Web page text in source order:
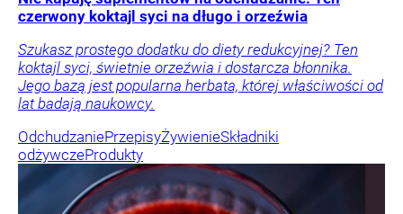
czerwony koktajl syci na długo i orzeźwia
Szukasz prostego dodatku do diety redukcyjnej? Ten
koktajl syci, świetnie orzeźwia i dostarcza błonnika.
Jego bazą jest popularna herbata, której właściwości od
lat badają naukowcy.
OdchudzaniePrzepisyŻywienieSkładniki
odżywczeProdukty